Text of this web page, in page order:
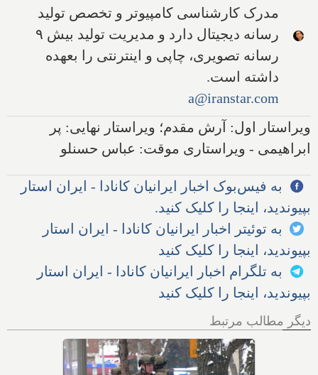
مدرک کارشناسی کامپیوتر و تخصص تولید
رسانه دیجیتال دارد و مدیریت تولید بیش ۹
رسانه تصویری، چاپی و اینترنتی را بعهده
داشته است.
a@iranstar.com
ویراستار اول: آرش مقدم؛ ویراستار نهایی: پر
ابراهیمی - ویراستاری موقت: عباس حسنلو
به فیس‌بوک اخبار ایرانیان کانادا - ایران استار
بپیوندید، اینجا را کلیک کنید.
به توئیتر اخبار ایرانیان کانادا - ایران استار
بپیوندید، اینجا را کلیک کنید
به تلگرام اخبار ایرانیان کانادا - ایران استار
بپیوندید، اینجا را کلیک کنید
دیگر مطالب مرتبط